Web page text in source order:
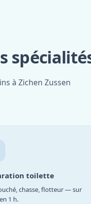
à Zichen Zussen
toilette
chasse, flotteur — sur
1 h.